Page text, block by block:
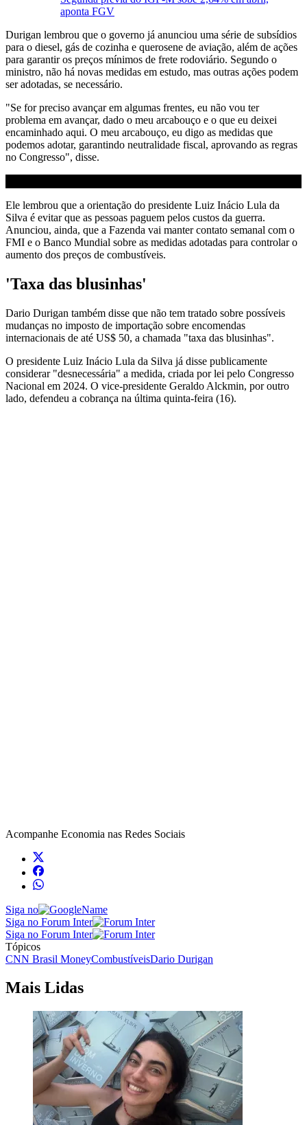
aponta FGV
Durigan lembrou que o governo já anunciou uma série de subsídios
para o diesel, gás de cozinha e querosene de aviação, além de ações
para garantir os preços mínimos de frete rodoviário. Segundo o
ministro, não há novas medidas em estudo, mas outras ações podem
ser adotadas, se necessário.
"Se for preciso avançar em algumas frentes, eu não vou ter
problema em avançar, dado o meu arcabouço e o que eu deixei
encaminhado aqui. O meu arcabouço, eu digo as medidas que
podemos adotar, garantindo neutralidade fiscal, aprovando as regras
no Congresso", disse.
Ele lembrou que a orientação do presidente Luiz Inácio Lula da
Silva é evitar que as pessoas paguem pelos custos da guerra.
Anunciou, ainda, que a Fazenda vai manter contato semanal com o
FMI e o Banco Mundial sobre as medidas adotadas para controlar o
aumento dos preços de combustíveis.
'Taxa das blusinhas'
Dario Durigan também disse que não tem tratado sobre possíveis
mudanças no imposto de importação sobre encomendas
internacionais de até US$ 50, a chamada "taxa das blusinhas".
O presidente Luiz Inácio Lula da Silva já disse publicamente
considerar "desnecessária" a medida, criada por lei pelo Congresso
Nacional em 2024. O vice-presidente Geraldo Alckmin, por outro
lado, defendeu a cobrança na última quinta-feira (16).
Acompanhe Economia nas Redes Sociais
Siga no
Siga no Forum Inter
Siga no Forum Inter
Tópicos
CNN Brasil MoneyCombustíveisDario Durigan
Mais Lidas